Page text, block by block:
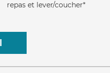
repas et lever/coucher*